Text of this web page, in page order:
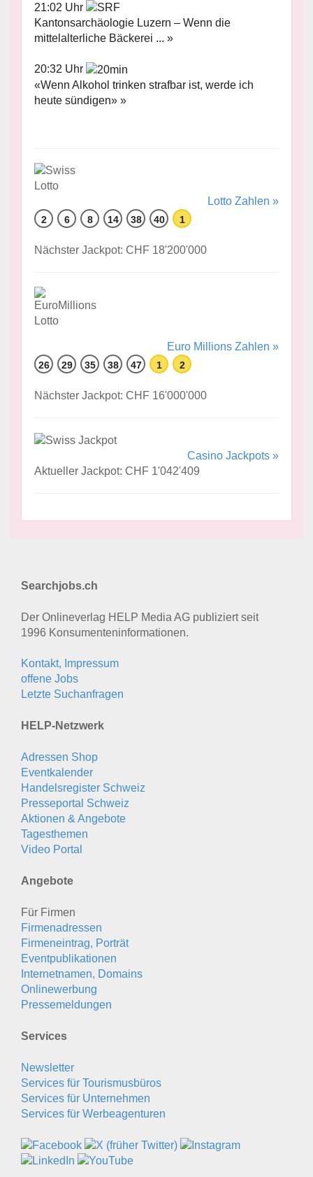
21:02 Uhr
Kantonsarchäologie Luzern – Wenn die
mittelalterliche Bäckerei ... »
20:32 Uhr
«Wenn Alkohol trinken strafbar ist, werde ich
heute sündigen» »
Lotto Zahlen »
2 6 8 14 38 40 1
Nächster Jackpot: CHF 18'200'000
Euro Millions Zahlen »
26 29 35 38 47 1 2
Nächster Jackpot: CHF 16'000'000
Casino Jackpots »
Aktueller Jackpot: CHF 1'042'409
Searchjobs.ch
Der Onlineverlag HELP Media AG publiziert seit
1996 Konsumenten­informationen.
Kontakt, Impressum
offene Jobs
Letzte Suchanfragen
HELP-Netzwerk
Adressen Shop
Eventkalender
Handelsregister Schweiz
Presseportal Schweiz
Aktionen & Angebote
Tagesthemen
Video Portal
Angebote
Für Firmen
Firmenadressen
Firmeneintrag, Porträt
Eventpublikationen
Internetnamen, Domains
Onlinewerbung
Pressemeldungen
Services
Newsletter
Services für Tourismusbüros
Services für Unternehmen
Services für Werbeagenturen